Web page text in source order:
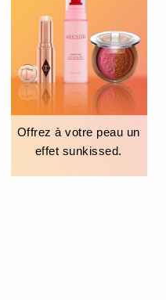
Offrez à votre peau un
effet sunkissed.